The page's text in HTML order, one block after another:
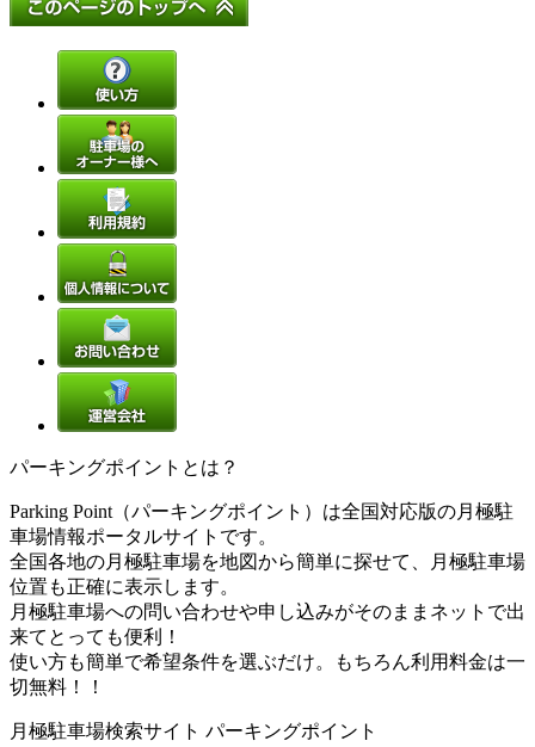
パーキングポイントとは？
Parking Point（パーキングポイント）は全国対応版の月極駐
車場情報ポータルサイトです。
全国各地の月極駐車場を地図から簡単に探せて、月極駐車場
位置も正確に表示します。
月極駐車場への問い合わせや申し込みがそのままネットで出
来てとっても便利！
使い方も簡単で希望条件を選ぶだけ。もちろん利用料金は一
切無料！！
月極駐車場検索サイト パーキングポイント